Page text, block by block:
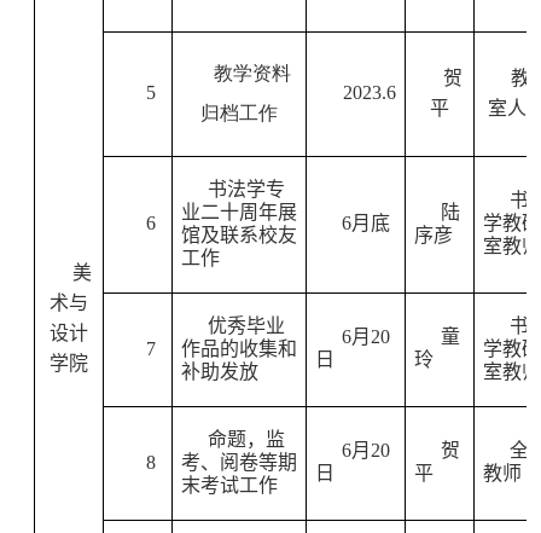
美
术与
设计
学院
5
教学资料
归档工作
2023.6
贺
平
教
室人
6
书法学专
业二十周年展
馆及联系校友
工作
6月底
陆
序彦
书
学教研
室教师
7
优秀毕业
作品的收集和
补助发放
6月 20
日
童
玲
书
学教研
室教师
8
命题，监
考、阅卷等期
末考试工作
6月 20
日
贺
平
全
教师